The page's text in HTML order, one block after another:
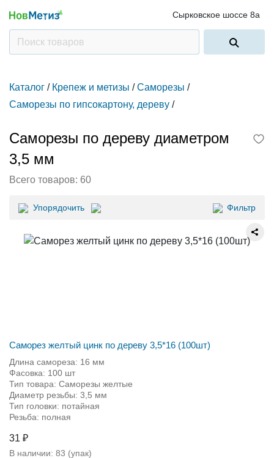
Сырковское шоссе 8а
Каталог / Крепеж и метизы / Саморезы /
Саморезы по гипсокартону, дереву /
Саморезы по дереву диаметром
3,5 мм
Всего товаров: 60
Упорядочить Фильтр
Саморез желтый цинк по дереву 3,5*16 (100шт)
Длина самореза: 16 мм
Фасовка: 100 шт
Тип товара: Саморезы желтые
Диаметр резьбы: 3,5 мм
Тип головки: потайная
Резьба: полная
31 ₽
В наличии: 83 (упак)